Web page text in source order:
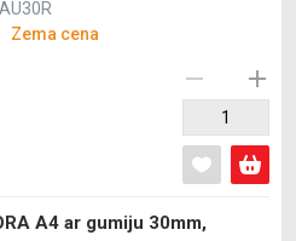
AU30R
Zema cena
A4 ar gumiju 30mm,